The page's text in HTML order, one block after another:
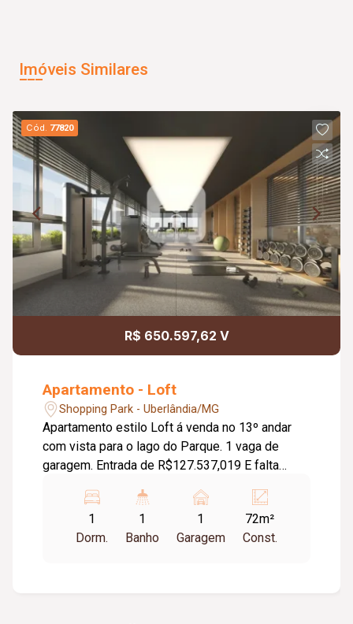
Imóveis Similares
Cód. 77820
R$ 650.597,62 V
Apartamento - Loft
Shopping Park - Uberlândia/MG
Apartamento estilo Loft á venda no 13º andar
com vista para o lago do Parque. 1 vaga de
garagem. Entrada de R$127.537,019 E falta
e janeiro/27 de R$41.845,04 cada 2)
financiamento R$439.370,52 data de valores
atualizadas em 13/01/2026 Lembrando que os
1
Dorm.
1
Banho
1
Garagem
72m²
Const.